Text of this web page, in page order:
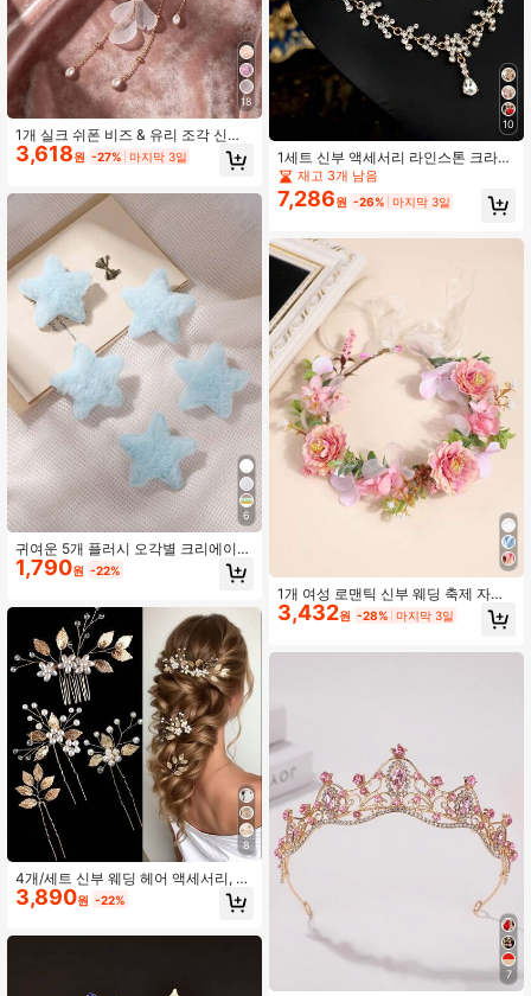
18
1개 실크 쉬폰 비즈 & 유리 조각 신부
헤드피스 술 헤어 액세서리 웨딩 시즌
업스타일 장식 헤어 클립, 헤어 클로
3,618원 -27% 마지막 3일
6
귀여운 5개 플러시 오각별 크리에이티
브 헤어 클립 앞머리용y2k, 헤어 액세
서리, 헤어 바레트 클로 클립, 학용품,
1,790원 -22%
8
4개/세트 신부 웨딩 헤어 액세서리, 헤
어핀, 크리스탈 & 진주 꽃 장식
3,890원 -22%
10
1세트 신부 액세서리 라인스톤 크라
운, 목걸이, 귀걸이 포함, 4개 웨딩 주
얼리 세트, 웨딩 드레스, 골드 갈라, 웨
딩 파티, 축제에 적합
재고 3개 남음
7,286원 -26% 마지막 3일
1개 여성 로맨틱 신부 웨딩 축제 자연
테마 플로럴 헤드밴드, 보헤미안 플라
워 크라운, 해변 웨딩, 휴가 사진 촬영
3,432원 -28% 마지막 3일
7